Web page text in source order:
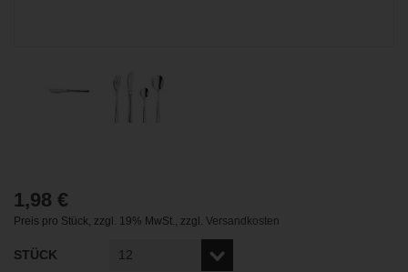
1,98 €
Preis pro Stück, zzgl. 19% MwSt., zzgl. Versandkosten
STÜCK